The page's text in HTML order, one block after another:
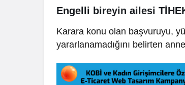
Engelli bireyin ailesi
Karara konu olan başvuruyu,
yararlanamadığını belirten